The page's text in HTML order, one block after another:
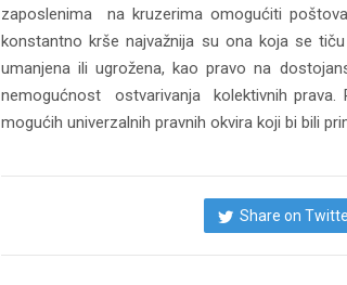
zaposlenima na kruzerima omogućiti
konstantno krše najvažnija su ona koja se
umanjena ili ugrožena, kao pravo na
nemogućnost ostvarivanja kolektivnih prava.
mogućih univerzalnih pravnih okvira koji bi bili
Share on